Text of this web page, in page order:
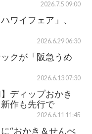
2026.7.5 09:00
ワイフェア」、
2026.6.29 06:30
クが「阪急うめ
2026.6.13 07:30
ディップおかき
作も先行で
2026.6.11 11:45
“おかき＆せんべ